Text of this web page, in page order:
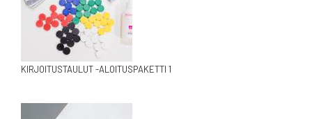
KIRJOITUSTAULUT -ALOITUSPAKETTI 1